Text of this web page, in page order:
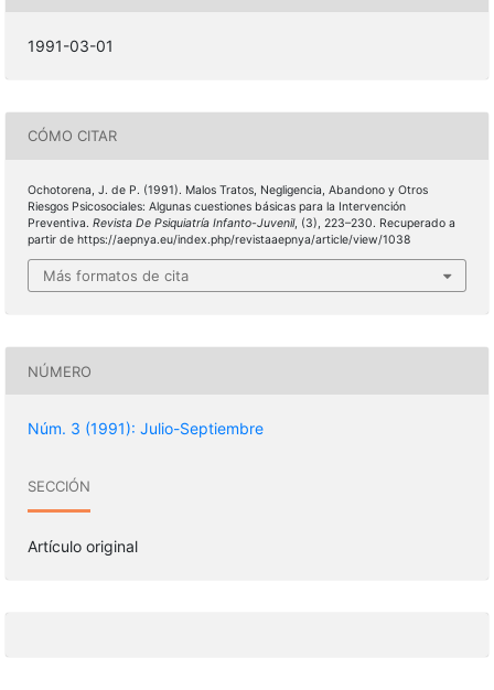
1991-03-01
CÓMO CITAR
Ochotorena, J. de P. (1991). Malos Tratos, Negligencia, Abandono y Otros
Riesgos Psicosociales: Algunas cuestiones básicas para la Intervención
Preventiva. Revista De Psiquiatría Infanto-Juvenil, (3), 223–230. Recuperado a
partir de https://aepnya.eu/index.php/revistaaepnya/article/view/1038
Más formatos de cita
NÚMERO
Núm. 3 (1991): Julio-Septiembre
SECCIÓN
Artículo original